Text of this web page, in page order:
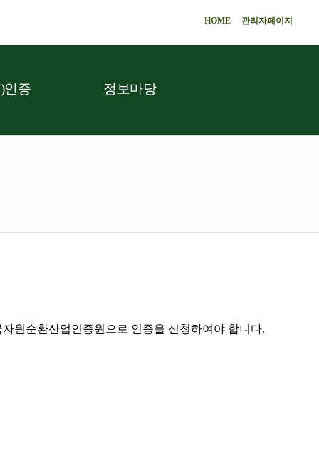
HOME 관리자페이지
인증 정보마당
원순환산업인증원으로 인증을 신청하여야 합니다.